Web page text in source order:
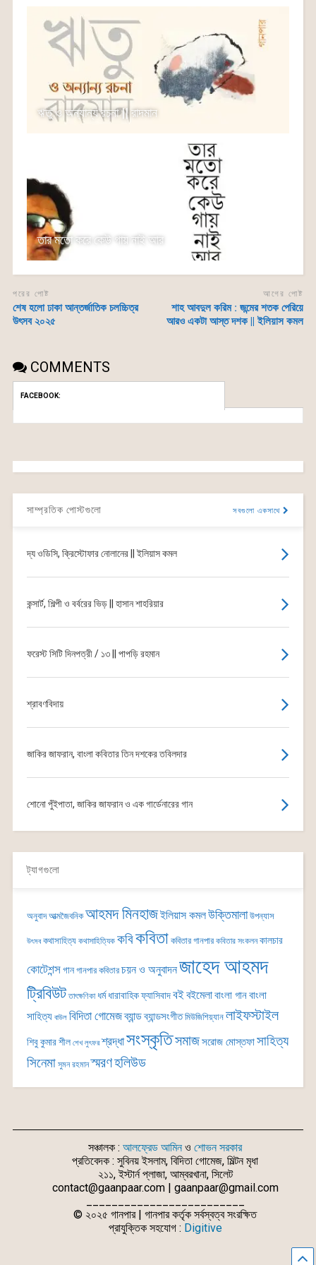
k
er
ঋতু ও অন্যান্য রচনা || রাদমান
তার মতো করে কেউ গায় নাই আর
পরের পোষ্ট
শেষ হলো ঢাকা আন্তর্জাতিক চলচ্চিত্র
উৎসব ২০২৫
আগের পোষ্ট
শাহ আবদুল করিম : জন্মের শতক পেরিয়ে
আরও একটা আস্ত দশক || ইলিয়াস কমল
COMMENTS
FACEBOOK:
সাম্প্রতিক পোস্টগুলো সবগুলো একসাথে
দ্য ওডিসি, ক্রিস্টোফার নোলানের || ইলিয়াস কমল
কন্সার্ট, শিল্পী ও বর্বরের ভিড় || হাসান শাহরিয়ার
ফরেস্ট সিটি দিনপত্রী / ১৩ || পাপড়ি রহমান
শ্রাবণবিদায়
জাকির জাফরান, বাংলা কবিতার তিন দশকের তবিলদার
শোনো পুঁইপাতা, জাকির জাফরান ও এক গার্ডেনারের গান
ট্যাগগুলো
অনুবাদ আত্মজৈবনিক আহমদ মিনহাজইলিয়াস কমলউক্তিমালা উপন্যাস
উৎসব কথাসাহিত্য কথাসাহিত্যিক কবিকবিতা কবিতার গানপার কবিতার সংকলন কালচার
কোটেশন্সগান গানপার কবিতার চয়ন ও অনুবাদনজাহেদ আহমদ
ট্রিবিউট তাৎক্ষণিকা ধর্ম ধারাবাহিকফ্যাসিবাদবইবইমেলাবাংলা গানবাংলা
সাহিত্য বাউল বিদিতা গোমেজব্যান্ডব্যান্ডসংগীত মিউজিশিয়্যান লাইফস্টাইল
শিবু কুমার শীল শেখ লুৎফর শ্রদ্ধাসংস্কৃতিসমাজসরোজ মোস্তফাসাহিত্য
সিনেমা সুমন রহমান স্মরণহলিউড
সঞ্চালক : আলফ্রেড আমিনও শোভন সরকার
প্রতিবেদক : সুবিনয় ইসলাম, বিদিতা গোমেজ, মিল্টন মৃধা
২১১, ইস্টার্ন প্লাজা, আম্বরখানা, সিলেট
contact@gaanpaar.com | gaanpaar@gmail.com
© ২০২৫ গানপার | গানপার কর্তৃক সর্বস্বত্ব সংরক্ষিত
প্রাযুক্তিক সহযোগ : Digitive